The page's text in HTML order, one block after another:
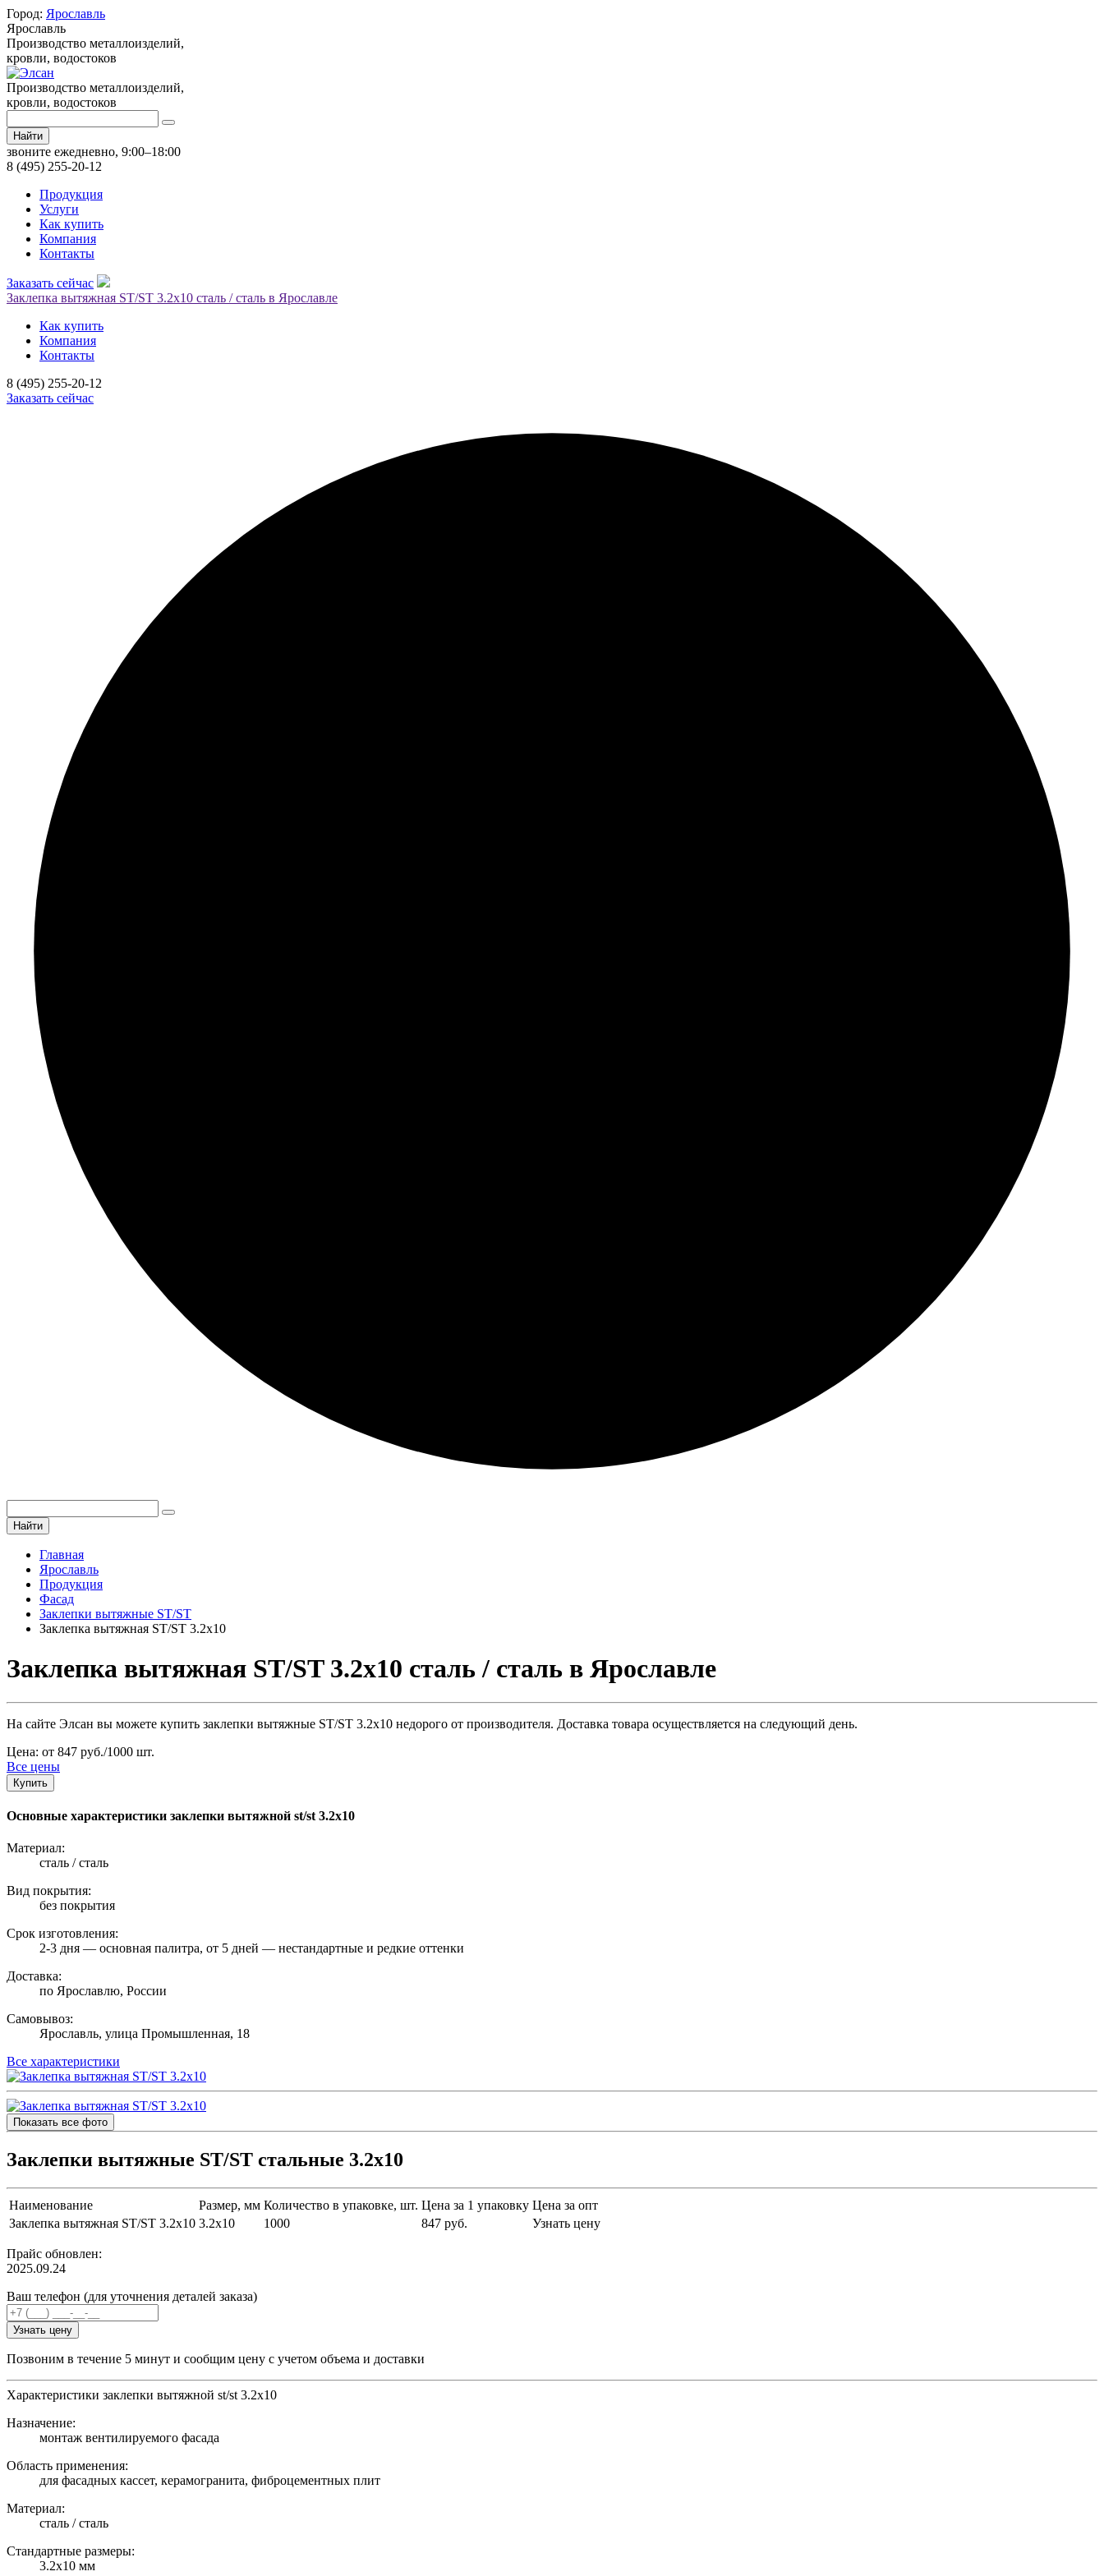
Город: Ярославль
Ярославль
Производство металлоизделий,
кровли, водостоков
Производство металлоизделий,
кровли, водостоков
Найти
звоните ежедневно, 9:00–18:00
8 (495) 255-20-12
Продукция
Услуги
Как купить
Компания
Контакты
Заказать сейчас
Заклепка вытяжная ST/ST 3.2х10 сталь / сталь в Ярославле
Как купить
Компания
Контакты
8 (495) 255-20-12
Заказать сейчас
Найти
Главная
Ярославль
Продукция
Фасад
Заклепки вытяжные ST/ST
Заклепка вытяжная ST/ST 3.2х10
Заклепка вытяжная ST/ST 3.2х10 сталь / сталь в Ярославле
На сайте Элсан вы можете купить заклепки вытяжные ST/ST 3.2х10 недорого от производителя. Доставка товара осуществляется на следующий день.
Цена: от 847 руб./1000 шт.
Все цены
Купить
Основные характеристики заклепки вытяжной st/st 3.2х10
Материал:
сталь / сталь
Вид покрытия:
без покрытия
Срок изготовления:
2-3 дня — основная палитра, от 5 дней — нестандартные и редкие оттенки
Доставка:
по Ярославлю, России
Самовывоз:
Ярославль, улица Промышленная, 18
Все характеристики
Показать все фото
Заклепки вытяжные ST/ST стальные 3.2х10
Наименование Размер, мм Количество в упаковке, шт. Цена за 1 упаковку Цена за опт
Заклепка вытяжная ST/ST 3.2х10 3.2х10 1000 847 руб. Узнать цену
Прайс обновлен:
2025.09.24
Ваш телефон (для уточнения деталей заказа)
Узнать цену
Позвоним в течение 5 минут и сообщим цену с учетом объема и доставки
Характеристики заклепки вытяжной st/st 3.2х10
Назначение:
монтаж вентилируемого фасада
Область применения:
для фасадных кассет, керамогранита, фиброцементных плит
Материал:
сталь / сталь
Стандартные размеры:
3.2х10 мм